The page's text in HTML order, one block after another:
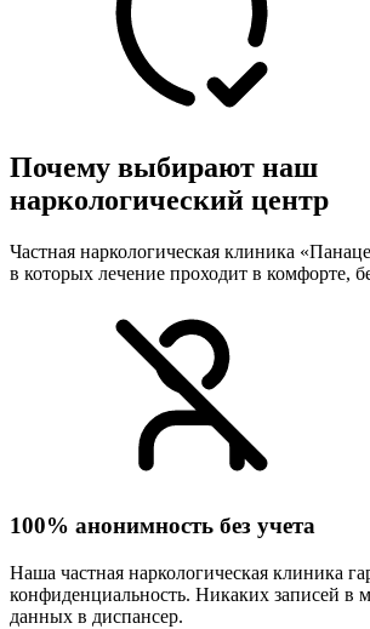
Почему выбирают наш
наркологический центр
Частная наркологическая клиника
в которых лечение проходит в комфорте,
100% анонимность без учета
Наша частная наркологическая клиника
конфиденциальность. Никаких записей в
данных в диспансер.